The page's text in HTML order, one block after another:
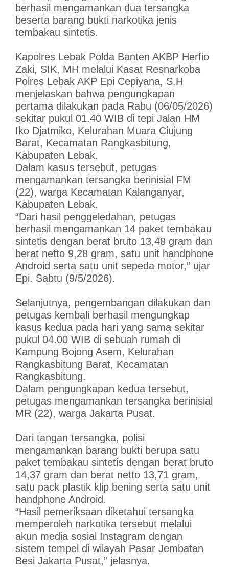
berhasil mengamankan dua tersangka
beserta barang bukti narkotika jenis
tembakau sintetis.
Kapolres Lebak Polda Banten AKBP Herfio
Zaki, SIK, MH melalui Kasat Resnarkoba
Polres Lebak AKP Epi Cepiyana, S.H
menjelaskan bahwa pengungkapan
pertama dilakukan pada Rabu (06/05/2026)
sekitar pukul 01.40 WIB di tepi Jalan HM
Iko Djatmiko, Kelurahan Muara Ciujung
Barat, Kecamatan Rangkasbitung,
Kabupaten Lebak.
Dalam kasus tersebut, petugas
mengamankan tersangka berinisial FM
(22), warga Kecamatan Kalanganyar,
Kabupaten Lebak.
“Dari hasil penggeledahan, petugas
berhasil mengamankan 14 paket tembakau
sintetis dengan berat bruto 13,48 gram dan
berat netto 9,28 gram, satu unit handphone
Android serta satu unit sepeda motor,” ujar
Epi. Sabtu (9/5/2026).
Selanjutnya, pengembangan dilakukan dan
petugas kembali berhasil mengungkap
kasus kedua pada hari yang sama sekitar
pukul 04.00 WIB di sebuah rumah di
Kampung Bojong Asem, Kelurahan
Rangkasbitung Barat, Kecamatan
Rangkasbitung.
Dalam pengungkapan kedua tersebut,
petugas mengamankan tersangka berinisial
MR (22), warga Jakarta Pusat.
Dari tangan tersangka, polisi
mengamankan barang bukti berupa satu
paket tembakau sintetis dengan berat bruto
14,37 gram dan berat netto 13,71 gram,
satu pack plastik klip bening serta satu unit
handphone Android.
“Hasil pemeriksaan diketahui tersangka
memperoleh narkotika tersebut melalui
akun media sosial Instagram dengan
sistem tempel di wilayah Pasar Jembatan
Besi Jakarta Pusat,” jelasnya.